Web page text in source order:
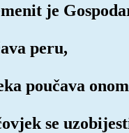
je
peru,
poučava
se